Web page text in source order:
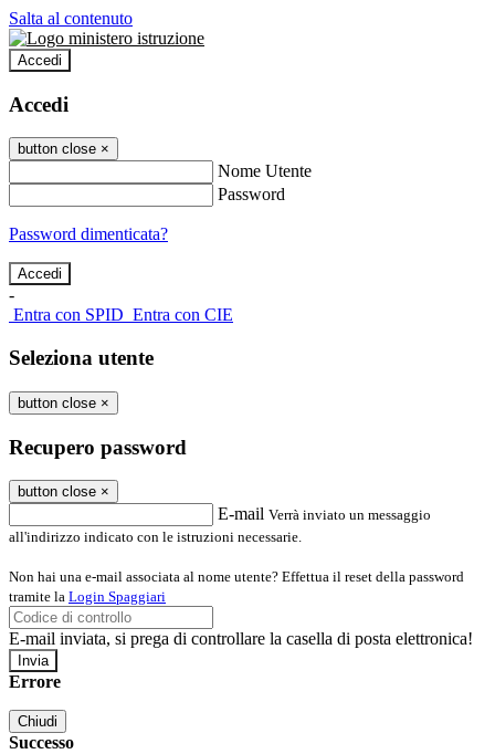
Salta al contenuto
Accedi
Accedi
button close ×
Nome Utente
Password
Password dimenticata?
-
Entra con SPID Entra con CIE
Seleziona utente
button close ×
Recupero password
button close ×
E-mail Verrà inviato un messaggio
all'indirizzo indicato con le istruzioni necessarie.
Non hai una e-mail associata al nome utente? Effettua il reset della password
tramite la Login Spaggiari
E-mail inviata, si prega di controllare la casella di posta elettronica!
Errore
Chiudi
Successo